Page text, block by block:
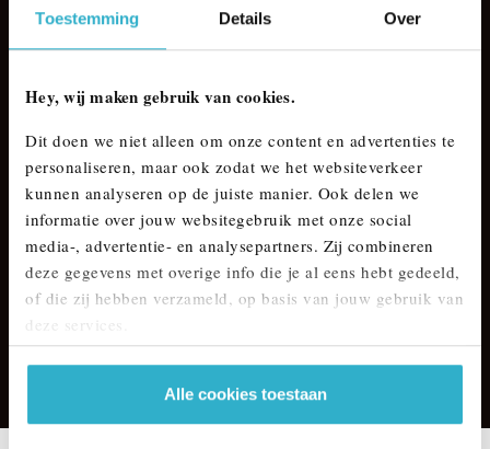
Toestemming Details Over
Hey, wij maken gebruik van cookies.
Dit doen we niet alleen om onze content en advertenties te
personaliseren, maar ook zodat we het websiteverkeer
kunnen analyseren op de juiste manier. Ook delen we
informatie over jouw websitegebruik met onze social
media-, advertentie- en analysepartners. Zij combineren
deze gegevens met overige info die je al eens hebt gedeeld,
of die zij hebben verzameld, op basis van jouw gebruik van
deze services.
Alle cookies toestaan
Laadpaal of wallbox
Snellaadpaal